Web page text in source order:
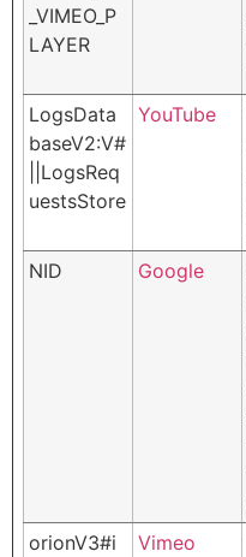
_VIMEO_P
LAYER
LogsData
baseV2:V#
||LogsReq
uestsStore
YouTube
NID Google
orionV3#i
Vimeo